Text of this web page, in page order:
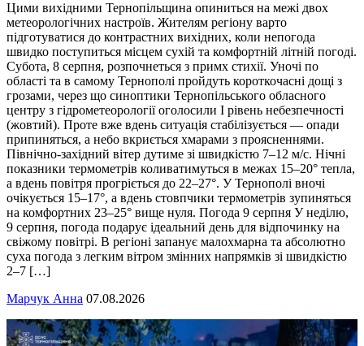
Цими вихідними Тернопільщина опиниться на межі двох
метеорологічних настроїв. Жителям регіону варто
підготуватися до контрастних вихідних, коли непогода
швидко поступиться місцем сухій та комфортній літній погоді.
Субота, 8 серпня, розпочнеться з примх стихії. Уночі по
області та в самому Тернополі пройдуть короткочасні дощі з
грозами, через що синоптики Тернопільського обласного
центру з гідрометеорології оголосили І рівень небезпечності
(жовтий). Проте вже вдень ситуація стабілізується — опади
припиняться, а небо вкриється хмарами з проясненнями.
Північно-західний вітер дутиме зі швидкістю 7–12 м/с. Нічні
показники термометрів коливатимуться в межах 15–20° тепла,
а вдень повітря прогріється до 22–27°. У Тернополі вночі
очікується 15–17°, а вдень стовпчики термометрів зупиняться
на комфортних 23–25° вище нуля. Погода 9 серпня У неділю,
9 серпня, погода подарує ідеальний день для відпочинку на
свіжому повітрі. В регіоні запанує малохмарна та абсолютно
суха погода з легким вітром змінних напрямків зі швидкістю
2–7 […]
Марчук Анна 07.08.2026